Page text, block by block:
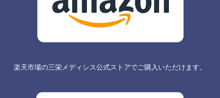
楽天市場の三栄メディシス公式ストアでご購入いただけます。